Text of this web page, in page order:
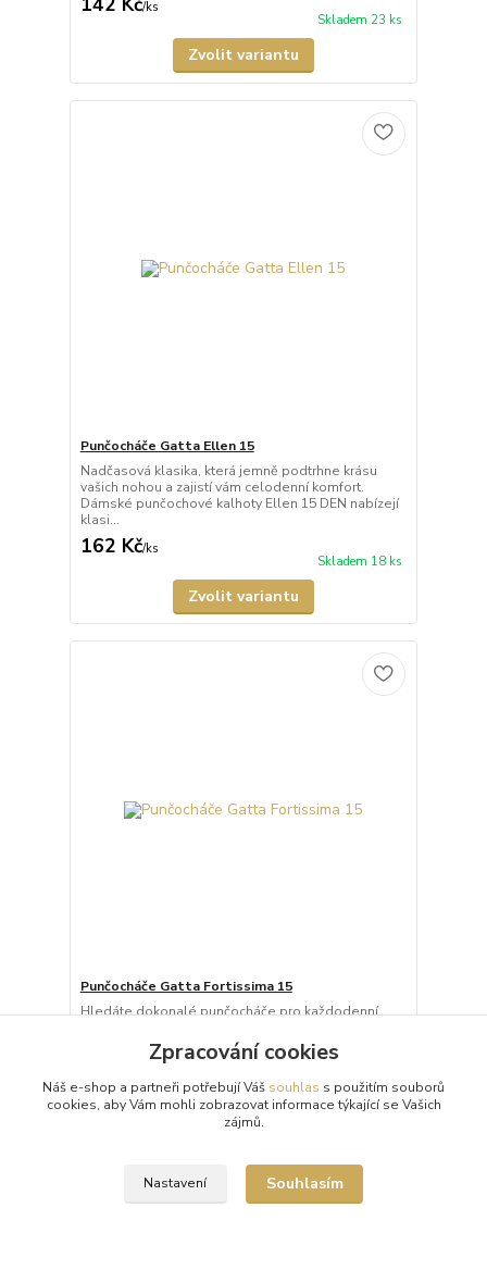
/ks
Skladem 23 ks
Zvolit variantu
Punčocháče Gatta Ellen 15
Nadčasová klasika, která jemně podtrhne krásu
vašich nohou a zajistí vám celodenní komfort.
Dámské punčochové kalhoty Ellen 15 DEN nabízejí
klasi...
162 Kč/ks
Skladem 18 ks
Zvolit variantu
Punčocháče Gatta Fortissima 15
Hledáte dokonalé punčocháče pro každodenní
klasický model s lehkým a decentním charakterem.
298 Kč/ks
Skladem 16 ks
Zpracování cookies
Náš e-shop a partneři potřebují Váš souhlas s použitím souborů
cookies, aby Vám mohli zobrazovat informace týkající se Vašich
zájmů.
Nastavení Souhlasím